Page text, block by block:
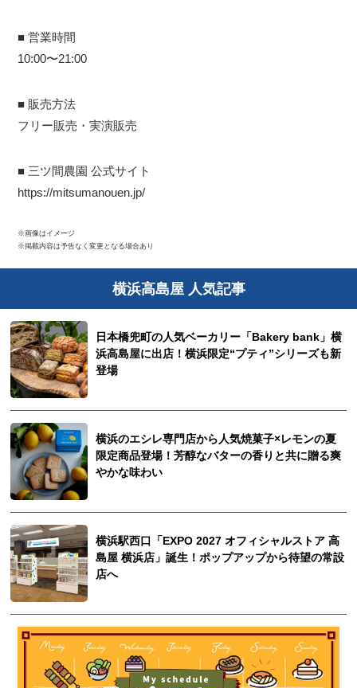
■ 営業時間
10:00〜21:00
■ 販売方法
フリー販売・実演販売
■ 三ツ間農園 公式サイト
https://mitsumanouen.jp/
※画像はイメージ
※掲載内容は予告なく変更となる場合あり
横浜高島屋 人気記事
日本橋兜町の人気ベーカリー「Bakery bank」横
浜高島屋に出店！横浜限定“プティ”シリーズも新
登場
横浜のエシレ専門店から人気焼菓子×レモンの夏
限定商品登場！芳醇なバターの香りと共に贈る爽
やかな味わい
横浜駅西口「EXPO 2027 オフィシャルストア 高
島屋 横浜店」誕生！ポップアップから待望の常設
店へ